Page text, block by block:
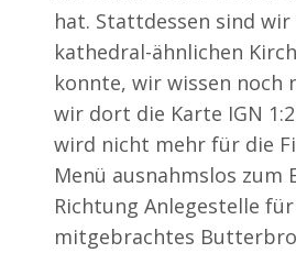
hat. Stattdessen sind
kathedral-ähnlichen
konnte, wir wissen noch
wir dort die Karte IGN
wird nicht mehr für die
Menü ausnahmslos
Richtung Anlegestelle
mitgebrachtes